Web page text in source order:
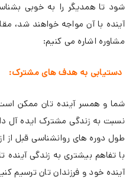
شود تا همدیگر را به خوبی
آینده با آن مواجه خواهند شد،
مشاوره اشاره می کنیم:
دستیابی به هدف های مشترک:
شما و همسر آینده تان ممکن
نسبت به زندگی مشترک ایده آل
طول دوره های روانشناسی قبل از
با تفاهم بیشتری به زندگی آینده
آینده خود و فرزندان تان ترسیم